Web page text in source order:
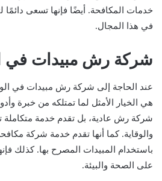
خدمات المكافحة. أيضًا فإنها تسعى دائمًا
في هذا المجال.
شركة رش مبيدات في
عند الحاجة إلى شركة رش مبيدات في
هي الخيار الأمثل لما تمتلكه من خبرة
شركة رش عادية، بل تقدم خدمة
والوقاية. كما أنها تقدم خدمة شركة
باستخدام المبيدات المصرح بها. كذلك
على الصحة والبيئة.